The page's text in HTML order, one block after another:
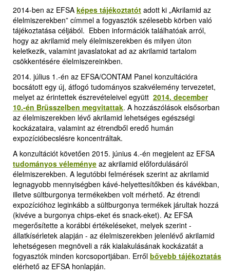
2014-ben az EFSA képes tájékoztatót adott ki „Akrilamid az
élelmiszerekben” címmel a fogyasztók szélesebb körben való
tájékoztatása céljából. Ebben információk találhatóak arról,
hogy az akrilamid mely élelmiszerekben és milyen úton
keletkezik, valamint javaslatokat ad az akrilamid tartalom
csökkentésére élelmiszereinkben.
2014. július 1.-én az EFSA/CONTAM Panel konzultációra
bocsátott egy új, átfogó tudományos szakvélemény tervezetet,
melyet az érintettek észrevételeivel együtt 2014. december
10.-én Brüsszelben megvitattak. A hozzászólások elsősorban
az élelmiszerekben lévő akrilamid lehetséges egészségi
kockázataira, valamint az étrendből eredő humán
expozícióbecslésre koncentráltak.
A konzultációt követően 2015. június 4.-én megjelent az EFSA
tudományos véleménye az akrilamid előfordulásáról
élelmiszerekben. A legutóbbi felmérések szerint az akrilamid
legnagyobb mennyiségben kávé-helyettesítőkben és kávékban,
illetve sültburgonya termékekben volt mérhető. Az étrendi
expozícióhoz leginkább a sültburgonya termékek járultak hozzá
(kivéve a burgonya chips-eket és snack-eket). Az EFSA
megerősítette a korábbi értékeléseket, melyek szerint -
állatkísérletek alapján - az élelmiszerekben jelenlévő akrilamid
lehetségesen megnöveli a rák kialakulásának kockázatát a
fogyasztók minden korcsoportjában. Erről bővebb tájékoztatás
elérhető az EFSA honlapján.